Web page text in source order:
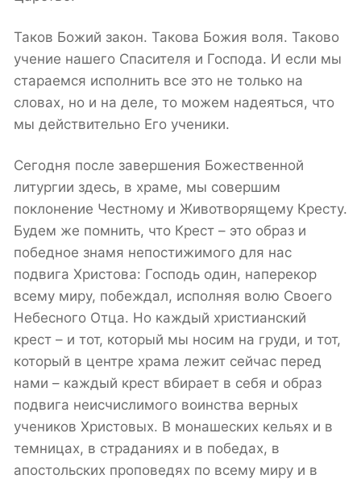
Таков Божий закон. Такова Божия воля. Таково
учение нашего Спасителя и Господа. И если мы
стараемся исполнить все это не только на
словах, но и на деле, то можем надеяться, что
мы действительно Его ученики.
Сегодня после завершения Божественной
литургии здесь, в храме, мы совершим
поклонение Честному и Животворящему Кресту.
Будем же помнить, что Крест – это образ и
победное знамя непостижимого для нас
подвига Христова: Господь один, наперекор
всему миру, побеждал, исполняя волю Своего
Небесного Отца. Но каждый христианский
крест – и тот, который мы носим на груди, и тот,
который в центре храма лежит сейчас перед
нами – каждый крест вбирает в себя и образ
подвига неисчислимого воинства верных
учеников Христовых. В монашеских кельях и в
темницах, в страданиях и в победах, в
апостольских проповедях по всему миру и в